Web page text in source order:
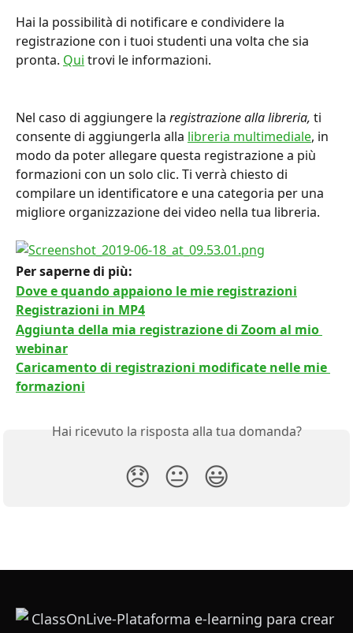
Hai la possibilità di notificare e condividere la
registrazione con i tuoi studenti una volta che sia
pronta. Qui trovi le informazioni.
Nel caso di aggiungere la registrazione alla libreria, ti
consente di aggiungerla alla libreria multimediale, in
modo da poter allegare questa registrazione a più
formazioni con un solo clic. Ti verrà chiesto di
compilare un identificatore e una categoria per una
migliore organizzazione dei video nella tua libreria.
Per saperne di più:
Dove e quando appaiono le mie registrazioni
Registrazioni in MP4
Aggiunta della mia registrazione di Zoom al mio
webinar
Caricamento di registrazioni modificate nelle mie
formazioni
Hai ricevuto la risposta alla tua domanda?
😞 😐 😃